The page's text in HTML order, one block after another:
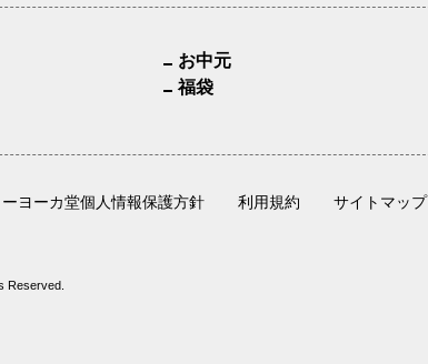
お中元
福袋
ヨーカ堂個人情報保護方針 利用規約 サイトマップ
Reserved.